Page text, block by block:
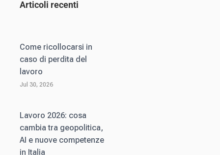
Articoli recenti
Come ricollocarsi in
caso di perdita del
lavoro
Jul 30, 2026
Lavoro 2026: cosa
cambia tra geopolitica,
AI e nuove competenze
in Italia